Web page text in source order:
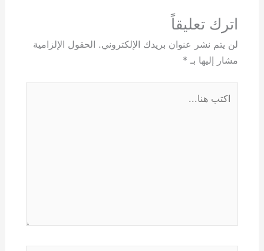
اترك تعليقاً
لن يتم نشر عنوان بريدك الإلكتروني. الحقول الإلزامية
مشار إليها بـ *
هنا...